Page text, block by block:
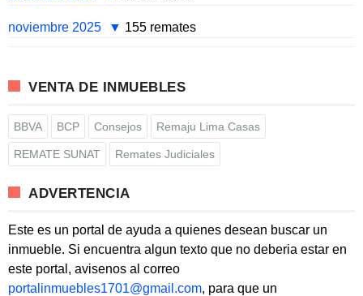
noviembre 2025 155 remates
VENTA DE INMUEBLES
BBVA BCP Consejos Remaju Lima Casas
REMATE SUNAT Remates Judiciales
ADVERTENCIA
Este es un portal de ayuda a quienes desean buscar un
inmueble. Si encuentra algun texto que no deberia estar en
este portal, avisenos al correo
portalinmuebles1701@gmail.com, para que un